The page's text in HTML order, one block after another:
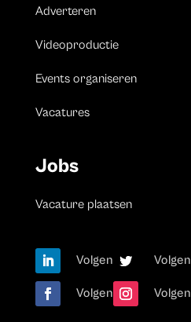
Adverteren
Videoproductie
Events organiseren
Vacatures
Jobs
Vacature plaatsen
Volgen Volgen
Volgen Volgen